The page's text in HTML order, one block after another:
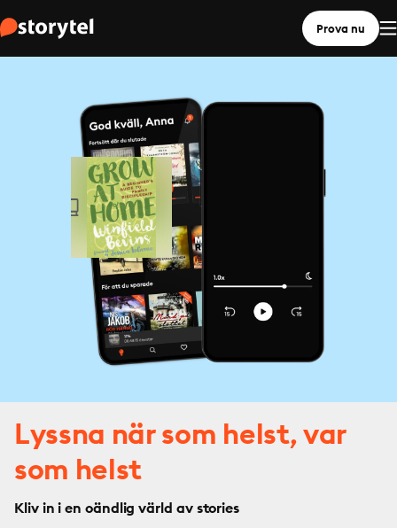
Prova nu
Lyssna när som helst, var
som helst
Kliv in i en oändlig värld av stories